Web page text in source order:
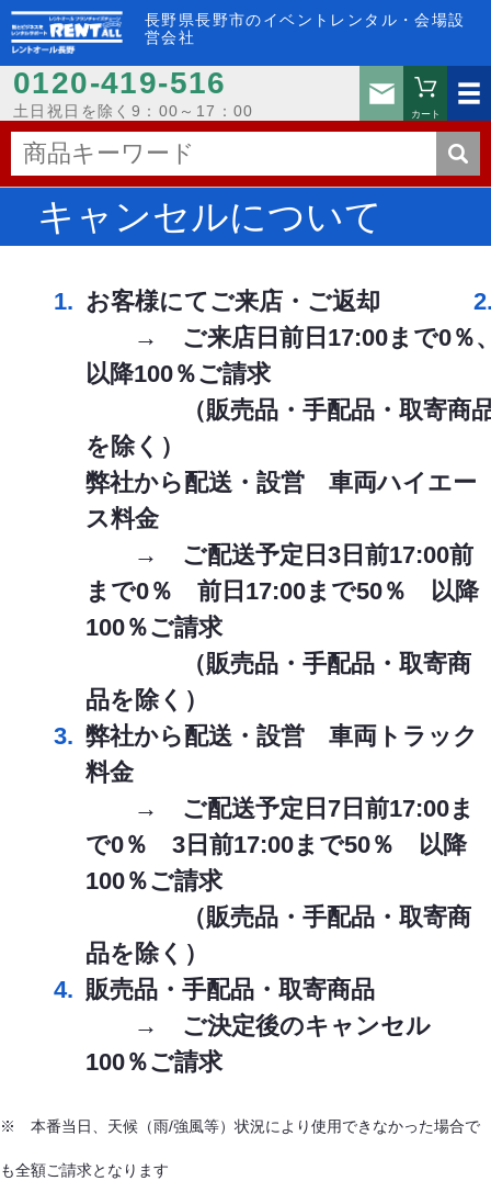
長野県長野市のイベントレンタル・会場設
営会社
0120-419-516
土日祝日を除く9：00～17：00
お問い
カート
キャンセルについて
お客様にてご来店・ご返却
→ ご来店日前日17:00まで0％
以降100％ご請求
（販売品・手配品・取寄商
を除く）
弊社から配送・設営 車両ハイエー
ス料金
→ ご配送予定日3日前17:00前
まで0％ 前日17:00まで50％ 以降
100％ご請求
（販売品・手配品・取寄商
品を除く）
弊社から配送・設営 車両トラック
料金
→ ご配送予定日7日前17:00ま
で0％ 3日前17:00まで50％ 以降
100％ご請求
（販売品・手配品・取寄商
品を除く）
販売品・手配品・取寄商品
→ ご決定後のキャンセル
100％ご請求
※ 本番当日、天候（雨/強風等）状況により使用できなかった場合で
も全額ご請求となります